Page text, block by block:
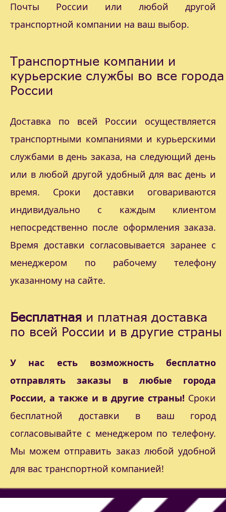
Почты России или любой другой
транспортной компании на ваш выбор.
Транспортные компании и
курьерские службы во все города
России
Доставка по всей России осуществляется
транспортными компаниями и курьерскими
службами в день заказа, на следующий день
или в любой другой удобный для вас день и
время. Сроки доставки оговариваются
индивидуально с каждым клиентом
непосредственно после оформления заказа.
Время доставки согласовывается заранее с
менеджером по рабочему телефону
указанному на сайте.
Бесплатная и платная доставка
по всей России и в другие страны
У нас есть возможность бесплатно
отправлять заказы в любые города
России, а также и в другие страны! Сроки
бесплатной доставки в ваш город
согласовывайте с менеджером по телефону.
Мы можем отправить заказ любой удобной
для вас транспортной компанией!